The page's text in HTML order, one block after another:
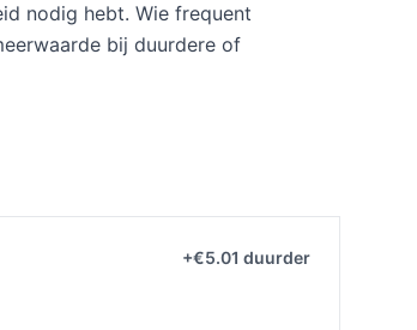
nodig hebt. Wie frequent
bij duurdere of
+€5.01 duurder